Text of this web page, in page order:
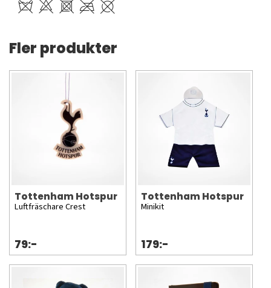
Fler produkter
Tottenham Hotspur
Luftfräschare Crest
79:-
Tottenham Hotspur
Minikit
179:-